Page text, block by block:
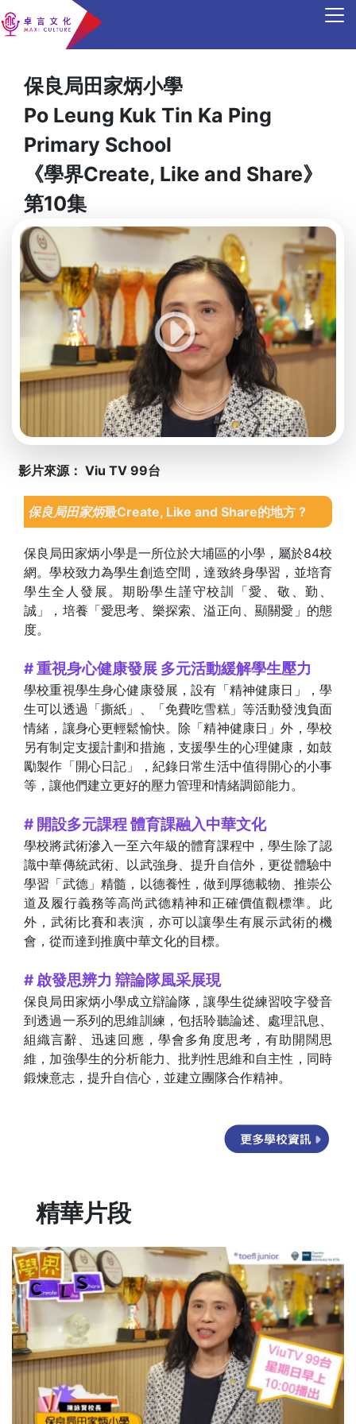
保良局田家炳小學
Po Leung Kuk Tin Ka Ping
Primary School
《學界Create, Like and Share》
第10集
影片來源： Viu TV 99台
保良局田家炳最Create, Like and Share的地方 ?
保良局田家炳小學是一所位於大埔區的小學，屬於84校
網。學校致力為學生創造空間，達致終身學習，並培育
學生全人發展。期盼學生謹守校訓「愛、敬、勤、
誠」，培養「愛思考、樂探索、溢正向、顯關愛」的態
度。
# 重視身心健康發展 多元活動緩解學生壓力
學校重視學生身心健康發展，設有「精神健康日」，學
生可以透過「撕紙」、「免費吃雪糕」等活動發洩負面
情緒，讓身心更輕鬆愉快。除「精神健康日」外，學校
另有制定支援計劃和措施，支援學生的心理健康，如鼓
勵製作「開心日記」，紀錄日常生活中值得開心的小事
等，讓他們建立更好的壓力管理和情緒調節能力。
# 開設多元課程 體育課融入中華文化
學校將武術滲入一至六年級的體育課程中，學生除了認
識中華傳統武術、以武強身、提升自信外，更從體驗中
學習「武德」精髓，以德養性，做到厚德載物、推崇公
道及履行義務等高尚武德精神和正確價值觀標準。此
外，武術比賽和表演，亦可以讓學生有展示武術的機
會，從而達到推廣中華文化的目標。
# 啟發思辨力 辯論隊風采展現
保良局田家炳小學成立辯論隊，讓學生從練習咬字發音
到透過一系列的思維訓練，包括聆聽論述、處理訊息、
組織言辭、迅速回應，學會多角度思考，有助開闊思
維，加強學生的分析能力、批判性思維和自主性，同時
鍛煉意志，提升自信心，並建立團隊合作精神。
精華片段